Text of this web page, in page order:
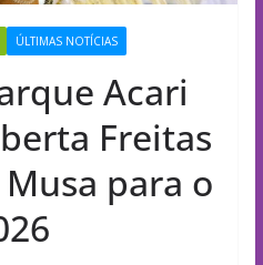
ÚLTIMAS NOTÍCIAS
Acari
Freitas
para o